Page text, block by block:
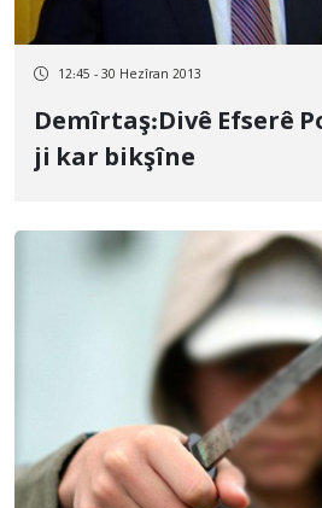
12:45 - 30 Hezîran 2013
Demîrtaş:Divê Efserê
ji kar bikşîne